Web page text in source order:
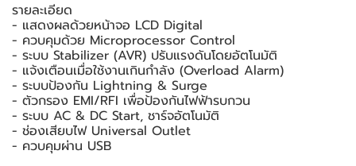
รายละเอียด
- แสดงผลด้วยหน้าจอ LCD Digital
- ควบคุมด้วย Microprocessor Control
- ระบบ Stabilizer (AVR) ปรับแรงดันโดยอัตโนมัติ
- แจ้งเตือนเมื่อใช้งานเกินกำลัง (Overload Alarm)
- ระบบป้องกัน Lightning & Surge
- ตัวกรอง EMI/RFI เพื่อป้องกันไฟฟ้ารบกวน
- ระบบ AC & DC Start, ชาร์จอัตโนมัติ
- ช่องเสียบไฟ Universal Outlet
- ควบคุมผ่าน USB